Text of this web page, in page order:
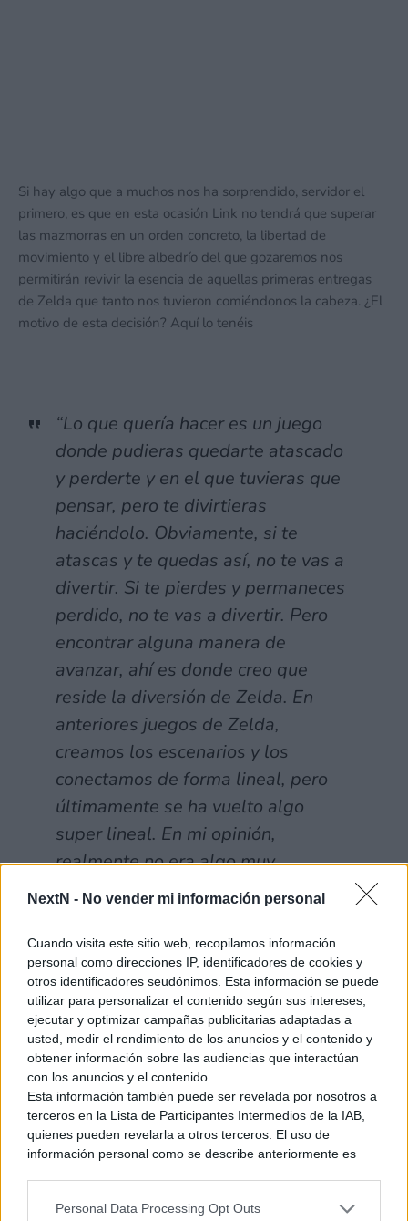
NextN - No vender mi información personal
Cuando visita este sitio web, recopilamos información
personal como direcciones IP, identificadores de cookies y
otros identificadores seudónimos. Esta información se puede
utilizar para personalizar el contenido según sus intereses,
ejecutar y optimizar campañas publicitarias adaptadas a
usted, medir el rendimiento de los anuncios y el contenido y
obtener información sobre las audiencias que interactúan
con los anuncios y el contenido.
Esta información también puede ser revelada por nosotros a
terceros en la Lista de Participantes Intermedios de la IAB,
quienes pueden revelarla a otros terceros. El uso de
información personal como se describe anteriormente es
generamos contenido relevante para nuestra audiencia.
Personal Data Processing Opt Outs
Si hay algo que a muchos nos ha sorprendido, servidor el
primero, es que en esta ocasión Link no tendrá que superar
las mazmorras en un orden concreto, la libertad de
movimiento y el libre albedrío del que gozaremos nos
permitirán revivir la esencia de aquellas primeras entregas
de Zelda que tanto nos tuvieron comiéndonos la cabeza. ¿El
motivo de esta decisión? Aquí lo tenéis
“Lo que quería hacer es un juego
donde pudieras quedarte atascado
y perderte y en el que tuvieras que
pensar, pero te divirtieras
haciéndolo. Obviamente, si te
atascas y te quedas así, no te vas a
divertir. Si te pierdes y permaneces
perdido, no te vas a divertir. Pero
encontrar alguna manera de
avanzar, ahí es donde creo que
reside la diversión de Zelda. En
anteriores juegos de Zelda,
creamos los escenarios y los
conectamos de forma lineal, pero
últimamente se ha vuelto algo
super lineal. En mi opinión,
realmente no era algo muy
divertido. Lo que quería con este
Worlds, es ser capaz de darle a los
jugadores montones de elecciones y
dejarles que puedan pensar sobre
las cosas por ellos mismos.”
“Puedes encontrarte un obstáculo y
tener alguna idea; así que vas,
coges un objeto e intentas usarlo
para resolver dicho problema.
Puede que no lo logres. Puede que
falles las primeras veces y tengas